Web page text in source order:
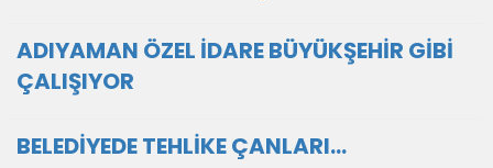
ADIYAMAN ÖZEL İDARE BÜYÜKŞEHİR GİBİ
ÇALIŞIYOR
BELEDİYEDE TEHLİKE ÇANLARI…